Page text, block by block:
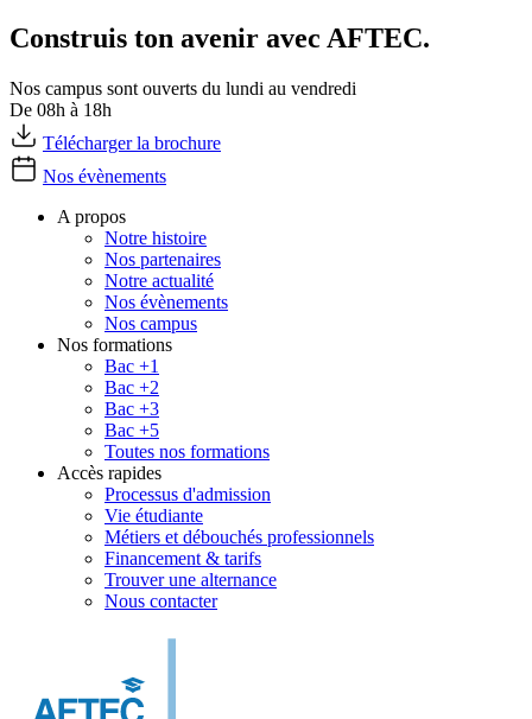
Construis ton avenir avec AFTEC.
Nos campus sont ouverts du lundi au vendredi
De 08h à 18h
Télécharger la brochure
Nos évènements
A propos
Notre histoire
Nos partenaires
Notre actualité
Nos évènements
Nos campus
Nos formations
Bac +1
Bac +2
Bac +3
Bac +5
Toutes nos formations
Accès rapides
Processus d'admission
Vie étudiante
Métiers et débouchés professionnels
Financement & tarifs
Trouver une alternance
Nous contacter